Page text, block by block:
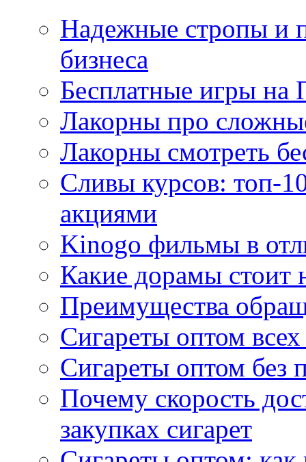
Надежные стропы и
бизнеса
Бесплатные игры на
Лакорны про
Лакорны смотреть
Сливы курсов: топ-
акциями
Kinogo фильмы в
Какие дорамы стоит
Преимущества
Сигареты оптом
Сигареты оптом без
Почему скорость
закупках сигарет